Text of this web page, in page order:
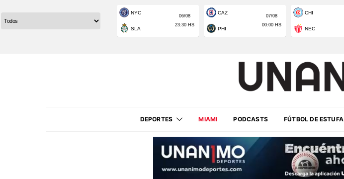
DEPORTES MIAMI PODCASTS FÚTBOL DE ESTUFA